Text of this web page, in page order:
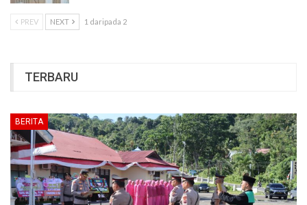
PREV NEXT 1 daripada 2
TERBARU
BERITA